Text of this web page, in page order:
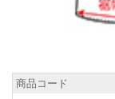
商品コード